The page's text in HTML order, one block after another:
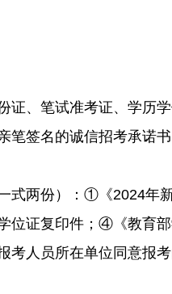
、笔试准考证、学历
签名的诚信招考承诺
式两份）：①《2024年
位证复印件；④《教育
人员所在单位同意报